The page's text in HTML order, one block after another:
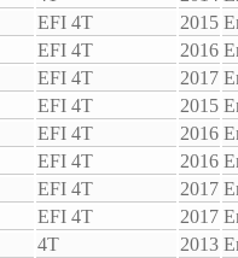
EFI 4T 2015
EFI 4T 2016
EFI 4T 2017
EFI 4T 2015
EFI 4T 2016
EFI 4T 2016
EFI 4T 2017
EFI 4T 2017
4T 2013